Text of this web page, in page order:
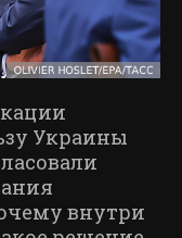
Украины
внутри